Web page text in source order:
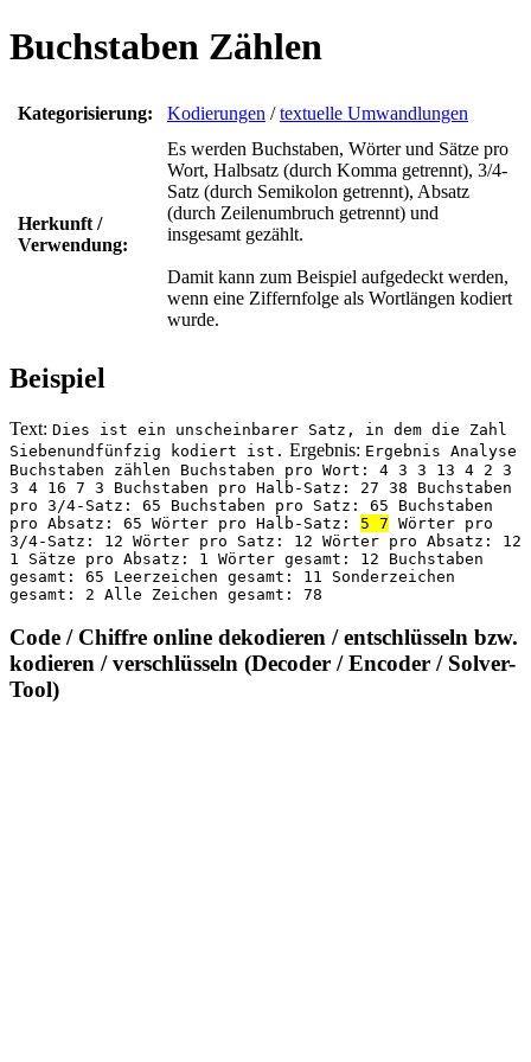
Buchstaben Zählen
Kategorisierung: Kodierungen /textuelle Umwandlungen
Herkunft /
Verwendung:
Es werden Buchstaben, Wörter und Sätze pro
Wort, Halbsatz (durch Komma getrennt), 3/4-
Satz (durch Semikolon getrennt), Absatz
(durch Zeilenumbruch getrennt) und
insgesamt gezählt.
Damit kann zum Beispiel aufgedeckt werden,
wenn eine Ziffernfolge als Wortlängen kodiert
wurde.
Beispiel
Text: Dies ist ein unscheinbarer Satz, in dem die Zahl
Siebenundfünfzig kodiert ist. Ergebnis: Ergebnis Analyse
Buchstaben zählen Buchstaben pro Wort: 4 3 3 13 4 2 3
3 4 16 7 3 Buchstaben pro Halb-Satz: 27 38 Buchstaben
pro 3/4-Satz: 65 Buchstaben pro Satz: 65 Buchstaben
pro Absatz: 65 Wörter pro Halb-Satz: 5 7 Wörter pro
3/4-Satz: 12 Wörter pro Satz: 12 Wörter pro Absatz: 12
1 Sätze pro Absatz: 1 Wörter gesamt: 12 Buchstaben
gesamt: 65 Leerzeichen gesamt: 11 Sonderzeichen
gesamt: 2 Alle Zeichen gesamt: 78
Code / Chiffre online dekodieren / entschlüsseln bzw.
kodieren / verschlüsseln (Decoder / Encoder / Solver-
Tool)